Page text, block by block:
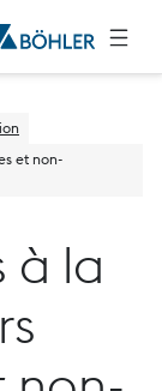
et non-
à la